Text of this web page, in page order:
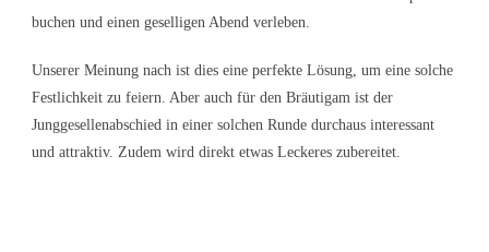
buchen und einen geselligen Abend verleben.
Unserer Meinung nach ist dies eine perfekte Lösung, um eine solche
Festlichkeit zu feiern. Aber auch für den Bräutigam ist der
Junggesellenabschied in einer solchen Runde durchaus interessant
und attraktiv. Zudem wird direkt etwas Leckeres zubereitet.